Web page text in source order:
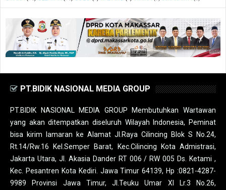
PT.BIDIK NASIONAL MEDIA GROUP
PT.BIDIK NASIONAL MEDIA GROUP Membutuhkan Wartawan
yang akan ditempatkan diseluruh Wilayah Indonesia, Peminat
bisa kirim lamaran ke Alamat Jl.Raya Cilincing Blok S No.24,
Rt.14/Rw.16 Kel.Semper Barat, Kec.Cilincing Kota Admistrasi,
Jakarta Utara, Jl. Akasia Dander RT 006 / RW 005 Ds. Ketami ,
Kec. Pesantren Kota Kediri. Jawa Timur 64139, Hp :0821-4287-
9989 Provinsi Jawa Timur, Jl.Teuku Umar XI Lr.3 No.26,